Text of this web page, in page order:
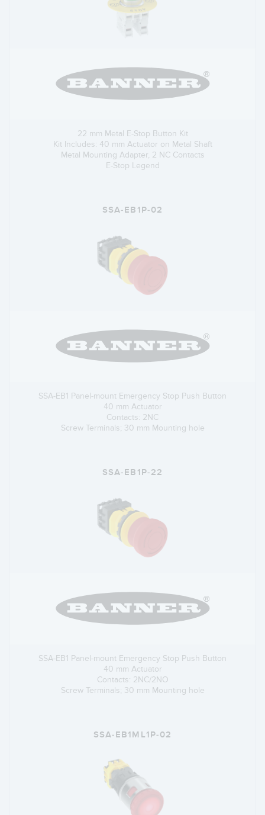
22 mm Metal E-Stop Button Kit
Kit Includes: 40 mm Actuator on Metal Shaft
Metal Mounting Adapter, 2 NC Contacts
E-Stop Legend
SSA-EB1P-02
SSA-EB1 Panel-mount Emergency Stop Push Button
40 mm Actuator
Contacts: 2NC
Screw Terminals; 30 mm Mounting hole
SSA-EB1P-22
SSA-EB1 Panel-mount Emergency Stop Push Button
40 mm Actuator
Contacts: 2NC/2NO
Screw Terminals; 30 mm Mounting hole
SSA-EB1ML1P-02